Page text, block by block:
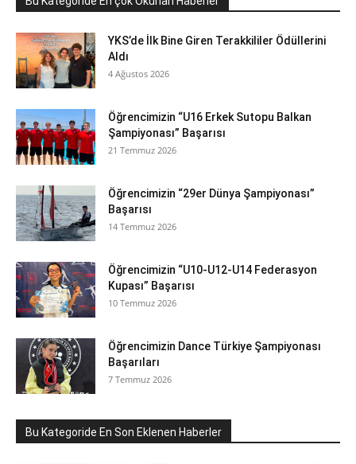
YKS’de İlk Bine Giren Terakkililer Ödüllerini
Aldı
4 Ağustos 2026
Öğrencimizin “U16 Erkek Sutopu Balkan
Şampiyonası” Başarısı
21 Temmuz 2026
Öğrencimizin “29er Dünya Şampiyonası”
Başarısı
14 Temmuz 2026
Öğrencimizin “U10-U12-U14 Federasyon
Kupası” Başarısı
10 Temmuz 2026
Öğrencimizin Dance Türkiye Şampiyonası
Başarıları
7 Temmuz 2026
Bu Kategoride En Son Eklenen Haberler